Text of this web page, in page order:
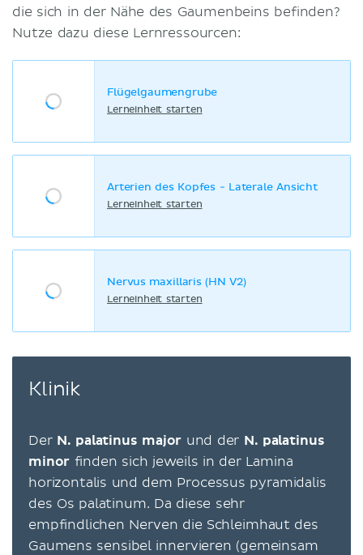
die sich in der Nähe des Gaumenbeins befinden?
Nutze dazu diese Lernressourcen:
Flügelgaumengrube
Lerneinheit starten
Arterien des Kopfes - Laterale Ansicht
Lerneinheit starten
Nervus maxillaris (HN V2)
Lerneinheit starten
Klinik
Der N. palatinus major und der N. palatinus
minor finden sich jeweils in der Lamina
horizontalis und dem Processus pyramidalis
des Os palatinum. Da diese sehr
empfindlichen Nerven die Schleimhaut des
Gaumens sensibel innervieren (gemeinsam